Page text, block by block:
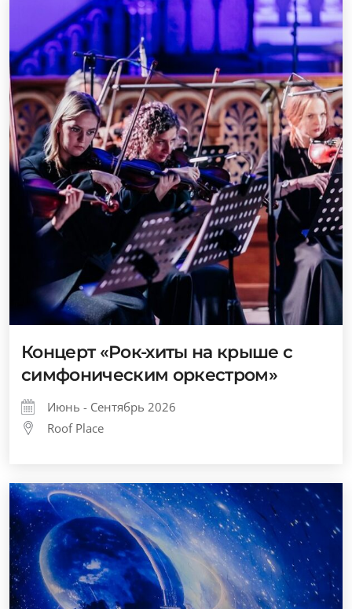
Концерт «Рок-хиты на крыше с
симфоническим оркестром»
Июнь - Сентябрь 2026
Roof Place